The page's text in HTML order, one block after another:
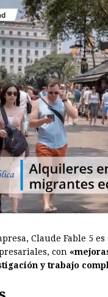
Claude Fable 5
con
y trabajo